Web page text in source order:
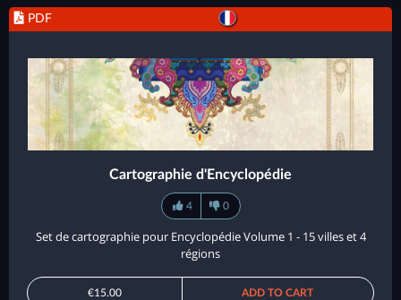
PDF
Cartographie d'Encyclopédie
4 0
Set de cartographie pour Encyclopédie Volume 1 - 15 villes et 4
régions
€15.00 ADD TO CART